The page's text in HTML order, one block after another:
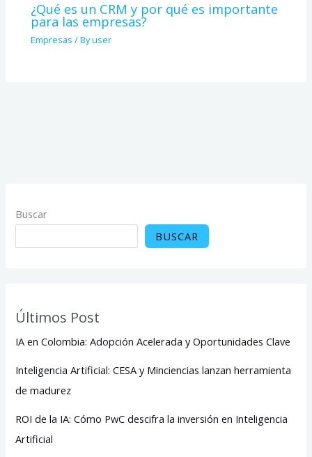
¿Qué es un CRM y por qué es importante
para las empresas?
Empresas / Byuser
Buscar
BUSCAR
Últimos Post
IA en Colombia: Adopción Acelerada y Oportunidades Clave
Inteligencia Artificial: CESA y Minciencias lanzan herramienta
de madurez
ROI de la IA: Cómo PwC descifra la inversión en Inteligencia
Artificial